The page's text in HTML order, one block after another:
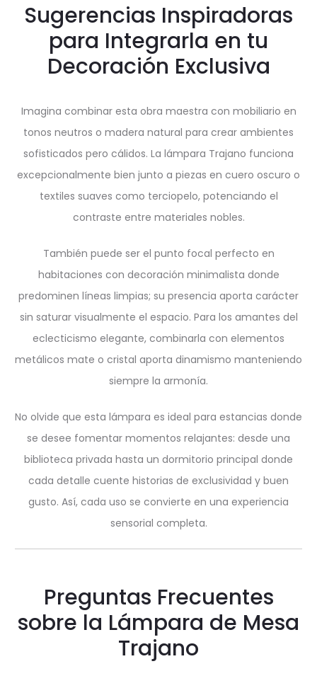
Sugerencias Inspiradoras
para Integrarla en tu
Decoración Exclusiva
Imagina combinar esta obra maestra con mobiliario en
tonos neutros o madera natural para crear ambientes
sofisticados pero cálidos. La lámpara Trajano funciona
excepcionalmente bien junto a piezas en cuero oscuro o
textiles suaves como terciopelo, potenciando el
contraste entre materiales nobles.
También puede ser el punto focal perfecto en
habitaciones con decoración minimalista donde
predominen líneas limpias; su presencia aporta carácter
sin saturar visualmente el espacio. Para los amantes del
eclecticismo elegante, combinarla con elementos
metálicos mate o cristal aporta dinamismo manteniendo
siempre la armonía.
No olvide que esta lámpara es ideal para estancias donde
se desee fomentar momentos relajantes: desde una
biblioteca privada hasta un dormitorio principal donde
cada detalle cuente historias de exclusividad y buen
gusto. Así, cada uso se convierte en una experiencia
sensorial completa.
Preguntas Frecuentes
sobre la Lámpara de Mesa
Trajano